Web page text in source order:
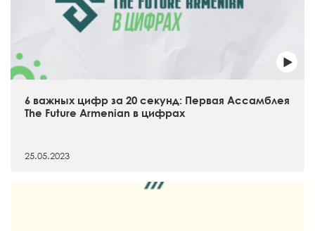
6 важных цифр за 20 секунд: Первая Ассамблея
The Future Armenian в цифрах
25.05.2023